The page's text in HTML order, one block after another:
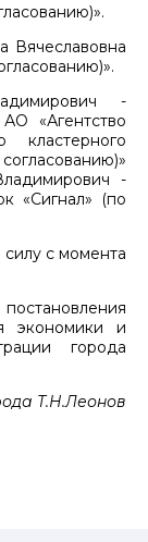
Вячеславовна
-
«Агентство
кластерного
-
«Сигнал» (по
с момента
экономики и
города
Т.Н.Леонов